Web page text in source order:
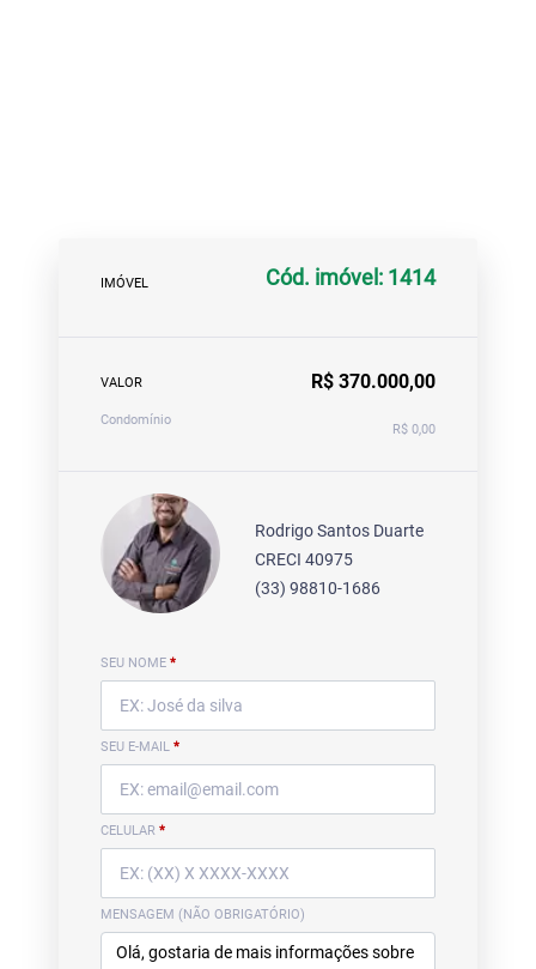
IMÓVEL Cód. imóvel: 1414
VALOR R$ 370.000,00
Condomínio
R$ 0,00
Rodrigo Santos Duarte
CRECI 40975
(33) 98810-1686
SEU NOME *
SEU E-MAIL *
CELULAR *
MENSAGEM (NÃO OBRIGATÓRIO)